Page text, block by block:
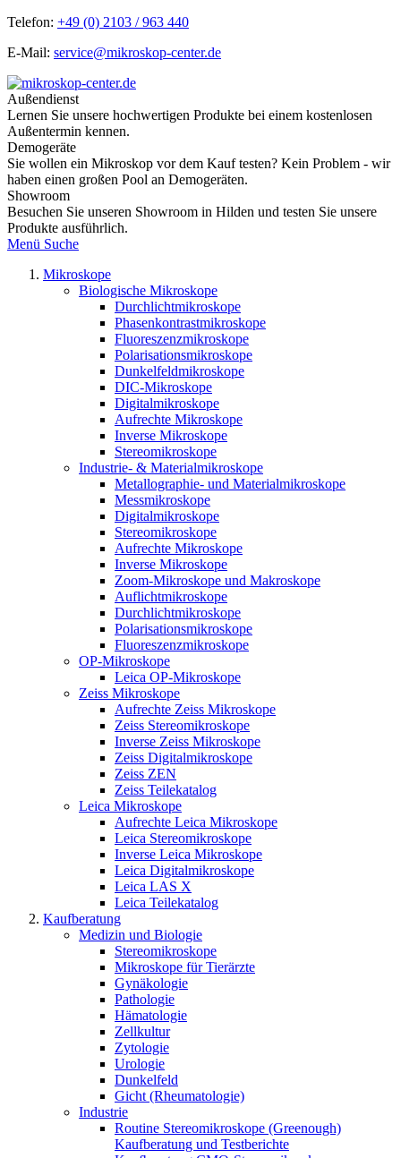
Telefon: +49 (0) 2103 / 963 440
E-Mail: service@mikroskop-center.de
Außendienst
Lernen Sie unsere hochwertigen Produkte bei einem kostenlosen
Außentermin kennen.
Demogeräte
Sie wollen ein Mikroskop vor dem Kauf testen? Kein Problem - wir
haben einen großen Pool an Demogeräten.
Showroom
Besuchen Sie unseren Showroom in Hilden und testen Sie unsere
Produkte ausführlich.
Menü Suche
Mikroskope
Biologische Mikroskope
Durchlichtmikroskope
Phasenkontrastmikroskope
Fluoreszenzmikroskope
Polarisationsmikroskope
Dunkelfeldmikroskope
DIC-Mikroskope
Digitalmikroskope
Aufrechte Mikroskope
Inverse Mikroskope
Stereomikroskope
Industrie- & Materialmikroskope
Metallographie- und Materialmikroskope
Messmikroskope
Digitalmikroskope
Stereomikroskope
Aufrechte Mikroskope
Inverse Mikroskope
Zoom-Mikroskope und Makroskope
Auflichtmikroskope
Durchlichtmikroskope
Polarisationsmikroskope
Fluoreszenzmikroskope
OP-Mikroskope
Leica OP-Mikroskope
Zeiss Mikroskope
Aufrechte Zeiss Mikroskope
Zeiss Stereomikroskope
Inverse Zeiss Mikroskope
Zeiss Digitalmikroskope
Zeiss ZEN
Zeiss Teilekatalog
Leica Mikroskope
Aufrechte Leica Mikroskope
Leica Stereomikroskope
Inverse Leica Mikroskope
Leica Digitalmikroskope
Leica LAS X
Leica Teilekatalog
Kaufberatung
Medizin und Biologie
Stereomikroskope
Mikroskope für Tierärzte
Gynäkologie
Pathologie
Hämatologie
Zellkultur
Zytologie
Urologie
Dunkelfeld
Gicht (Rheumatologie)
Industrie
Routine Stereomikroskope (Greenough)
Kaufberatung und Testberichte